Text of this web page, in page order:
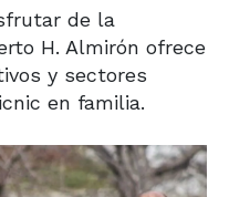
de la
H. Almirón ofrece
y sectores
en familia.